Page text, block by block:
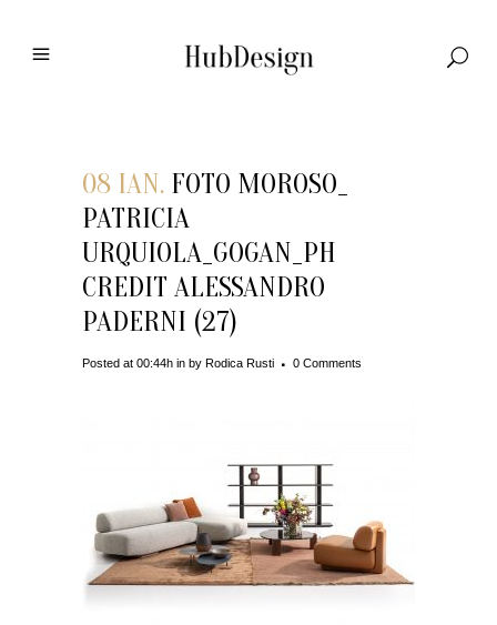
08 IAN. FOTO MOROSO_
PATRICIA
URQUIOLA_GOGAN_PH
CREDIT ALESSANDRO
PADERNI (27)
Posted at 00:44h in by Rodica Rusti 0 Comments